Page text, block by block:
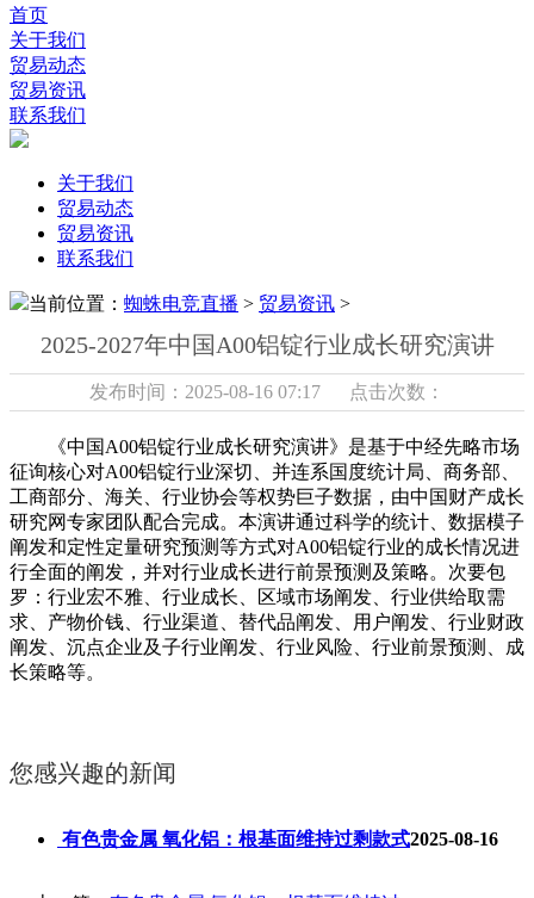
首页
关于我们
贸易动态
贸易资讯
联系我们
关于我们
贸易动态
贸易资讯
联系我们
当前位置： 蜘蛛电竞直播 > 贸易资讯 >
2025-2027年中国A00铝锭行业成长研究演讲
发布时间：2025-08-16 07:17 点击次数：
《中国A00铝锭行业成长研究演讲》是基于中经先略市场
征询核心对A00铝锭行业深切、并连系国度统计局、商务部、
工商部分、海关、行业协会等权势巨子数据，由中国财产成长
研究网专家团队配合完成。本演讲通过科学的统计、数据模子
阐发和定性定量研究预测等方式对A00铝锭行业的成长情况进
行全面的阐发，并对行业成长进行前景预测及策略。次要包
罗：行业宏不雅、行业成长、区域市场阐发、行业供给取需
求、产物价钱、行业渠道、替代品阐发、用户阐发、行业财政
阐发、沉点企业及子行业阐发、行业风险、行业前景预测、成
长策略等。
您感兴趣的新闻
有色贵金属 氧化铝：根基面维持过剩款式2025-08-16